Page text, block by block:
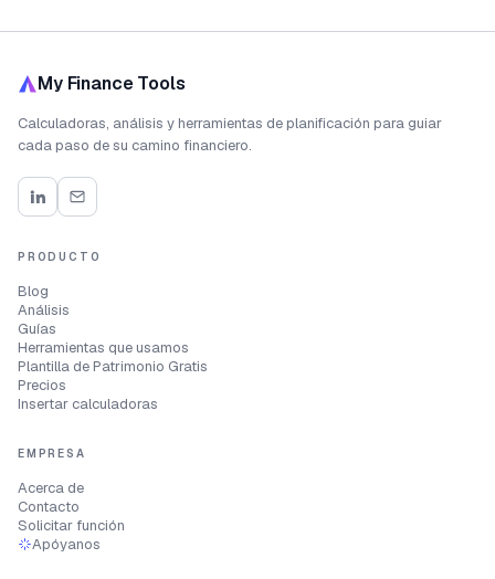
My Finance Tools
Calculadoras, análisis y herramientas de planificación para guiar
cada paso de su camino financiero.
PRODUCTO
Blog
Análisis
Guías
Herramientas que usamos
Plantilla de Patrimonio Gratis
Precios
Insertar calculadoras
EMPRESA
Acerca de
Contacto
Solicitar función
Apóyanos